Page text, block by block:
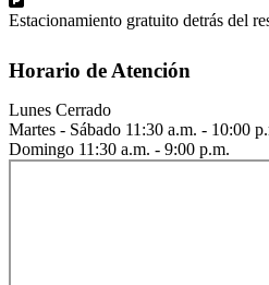
Estacionamiento gratuito detrás del
Horario de Atención
Lunes Cerrado
Martes - Sábado 11:30 a.m. - 10:00
Domingo 11:30 a.m. - 9:00 p.m.